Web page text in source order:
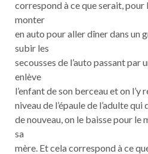
correspond à ce que serait, pour
monter
en auto pour aller dîner dans un
subir les
secousses de l’auto passant par
enlève
l’enfant de son berceau et on l’y
niveau de l’épaule de l’adulte
de nouveau, on le baisse pour le
sa
mère. Et cela correspond à ce